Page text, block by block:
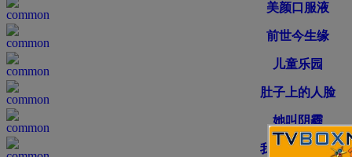
美颜口服液
前世今生缘
儿童乐园
肚子上的人脸
她叫阴霾
我永远的妻子